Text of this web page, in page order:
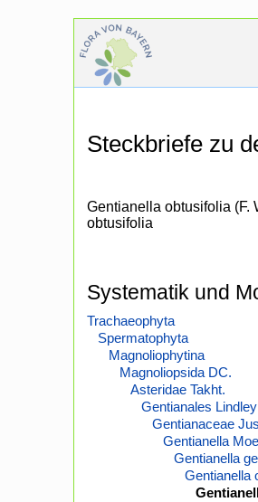
Steckbriefe zu
Gentianella obtusifolia (F.
obtusifolia
Systematik und
Trachaeophyta
Spermatophyta
Magnoliophytina
Magnoliopsida DC.
Asteridae Takht.
Gentianales Lindley
Gentianaceae
Gentianella
Gentianella
Gentianella